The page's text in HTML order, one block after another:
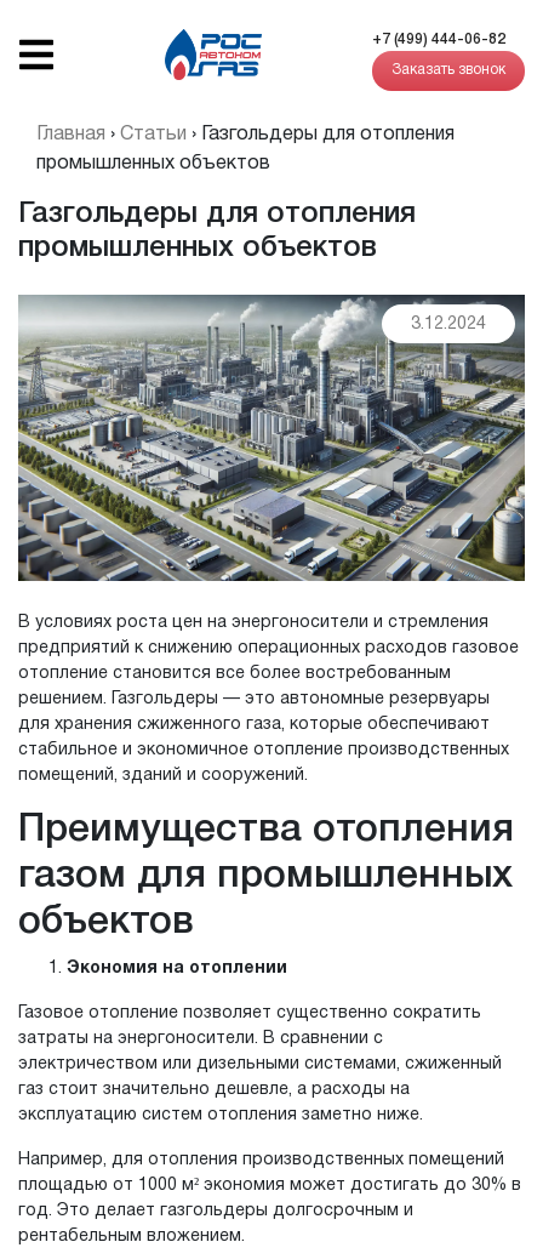
+7 (499) 444-06-82
Заказать звонок
Главная › Статьи ›
Газгольдеры для отопления
промышленных объектов
Газгольдеры для отопления
промышленных объектов
3.12.2024
В условиях роста цен на энергоносители и стремления
предприятий к снижению операционных расходов газовое
отопление становится все более востребованным
решением. Газгольдеры — это автономные резервуары
для хранения сжиженного газа, которые обеспечивают
стабильное и экономичное отопление производственных
помещений, зданий и сооружений.
Преимущества отопления
газом для промышленных
объектов
Экономия на отоплении
Газовое отопление позволяет существенно сократить
затраты на энергоносители. В сравнении с
электричеством или дизельными системами, сжиженный
газ стоит значительно дешевле, а расходы на
эксплуатацию систем отопления заметно ниже.
Например, для отопления производственных помещений
площадью от 1000 м² экономия может достигать до 30% в
год. Это делает газгольдеры долгосрочным и
рентабельным вложением.